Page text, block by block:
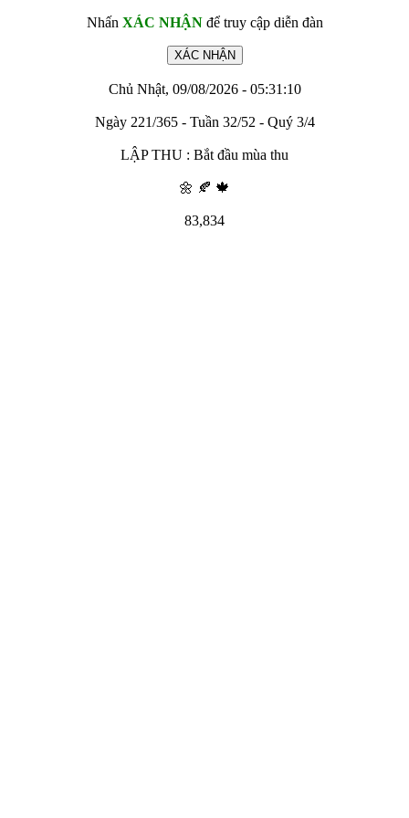
Nhấn XÁC NHẬNđể truy cập diễn đàn
Chủ Nhật, 09/08/2026 - 05:31:10
Ngày 221/365 - Tuần 32/52 - Quý 3/4
LẬP THU : Bắt đầu mùa thu
🌼 🍂 🍁
83,834